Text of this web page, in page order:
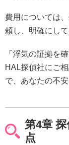
費用については
頼し、明確にし
「浮気の証拠を
HAL探偵社にご
で、あなたの不
第4章
点